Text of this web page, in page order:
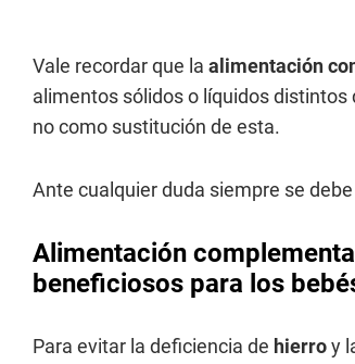
Vale recordar que la alimentación
alimentos sólidos o líquidos
no como sustitución de esta.
Ante cualquier duda siempre se
Alimentación
beneficiosos para los
Para evitar la deficiencia de hierroy